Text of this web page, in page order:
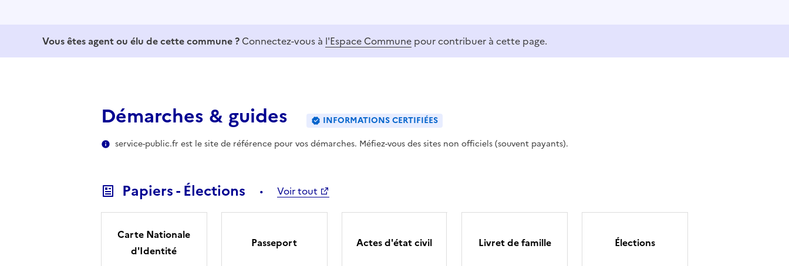
Vous êtes agent ou élu de cette commune ? Connectez-vous à l'Espace Commune pour contribuer à cette page.
Démarches & guides
INFORMATIONS CERTIFIÉES
service-public.fr est le site de référence pour vos démarches. Méfiez-vous des sites non officiels (souvent payants).
Papiers - Élections Voir tout
Carte Nationale
d'Identité
Passeport Actes d'état civil Livret de famille Élections